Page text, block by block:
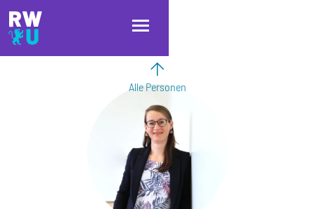
Direkt zum Inhalt
Direkt zur Hauptnavigation
Direkt zum Fußbereich
Alle Personen